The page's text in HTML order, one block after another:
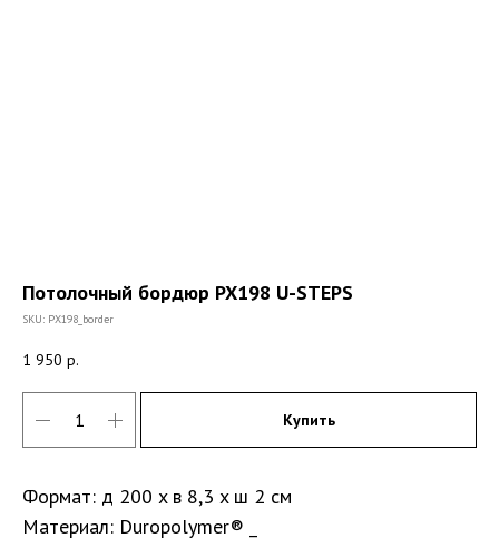
Потолочный бордюр PX198 U-STEPS
SKU: PX198_border
1 950 р.
Купить
Формат: д 200 x в 8,3 x ш 2 см
Материал: Duropolymer® _